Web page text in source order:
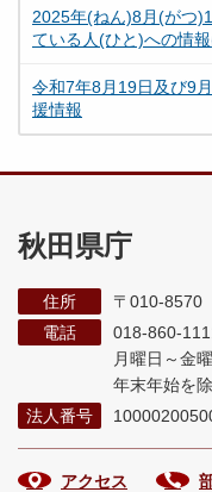
2025年(ねん)8月(がつ
ている人(ひと)への情報
令和7年8月19日及び9
援情報
秋田県庁
住所
〒010-8570
電話
018-860-
月曜日～金
年末年始を除
法人番号
アクセス